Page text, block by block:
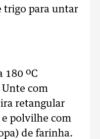
trigo para untar
180 ºC
com
retangular
e polvilhe com
de farinha.